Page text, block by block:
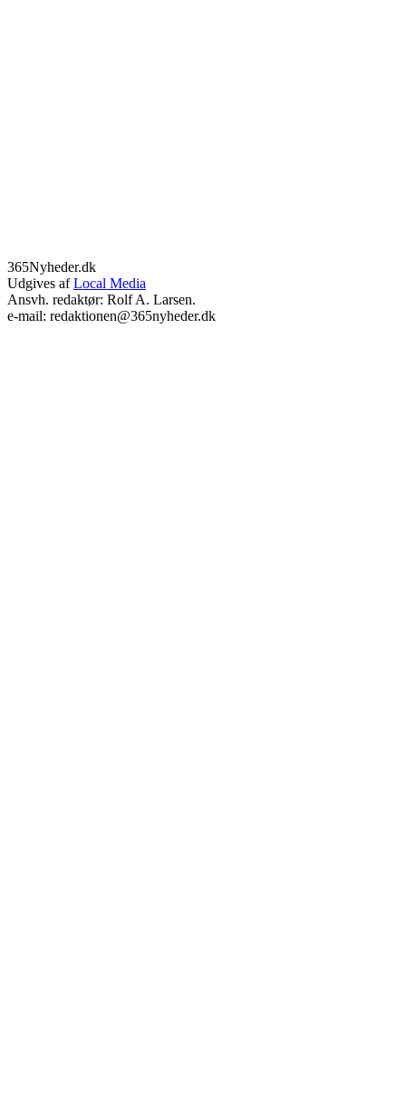
365Nyheder.dk
Udgives afLocal Media
Ansvh. redaktør: Rolf A. Larsen.
e-mail: redaktionen@365nyheder.dk